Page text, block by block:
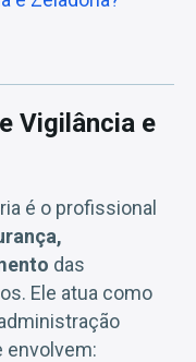
Vigilância e
é o profissional
das
Ele atua como
envolvem: